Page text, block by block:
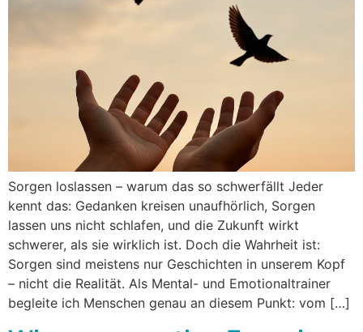
Sorgen loslassen – warum das so schwerfällt Jeder
kennt das: Gedanken kreisen unaufhörlich, Sorgen
lassen uns nicht schlafen, und die Zukunft wirkt
schwerer, als sie wirklich ist. Doch die Wahrheit ist:
Sorgen sind meistens nur Geschichten in unserem Kopf
– nicht die Realität. Als Mental- und Emotionaltrainer
begleite ich Menschen genau an diesem Punkt: vom […]